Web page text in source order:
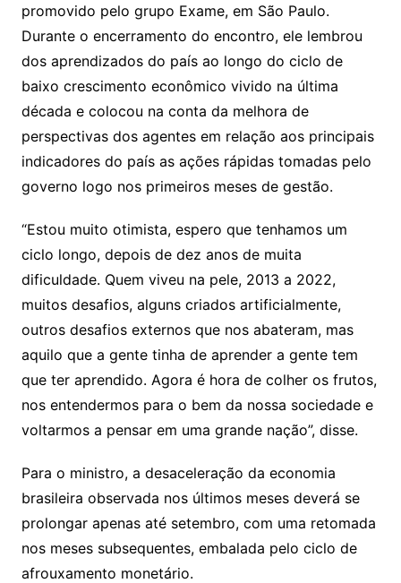
promovido pelo grupo Exame, em São Paulo.
Durante o encerramento do encontro, ele lembrou
dos aprendizados do país ao longo do ciclo de
baixo crescimento econômico vivido na última
década e colocou na conta da melhora de
perspectivas dos agentes em relação aos principais
indicadores do país as ações rápidas tomadas pelo
governo logo nos primeiros meses de gestão.
“Estou muito otimista, espero que tenhamos um
ciclo longo, depois de dez anos de muita
dificuldade. Quem viveu na pele, 2013 a 2022,
muitos desafios, alguns criados artificialmente,
outros desafios externos que nos abateram, mas
aquilo que a gente tinha de aprender a gente tem
que ter aprendido. Agora é hora de colher os frutos,
nos entendermos para o bem da nossa sociedade e
voltarmos a pensar em uma grande nação”, disse.
Para o ministro, a desaceleração da economia
brasileira observada nos últimos meses deverá se
prolongar apenas até setembro, com uma retomada
nos meses subsequentes, embalada pelo ciclo de
afrouxamento monetário.